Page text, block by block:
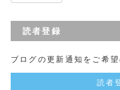
読者登録
ブログの更新通知をご希
読者